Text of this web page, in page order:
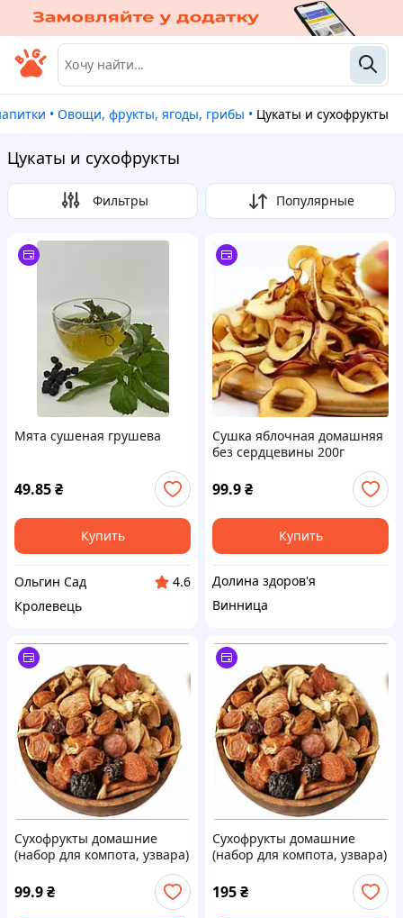
• Овощи, фрукты, ягоды, грибы • Цукаты и сухофрукты
Цукаты и сухофрукты
Фильтры Популярные
Мята сушеная грушева
49.85₴
Купить
Ольгин Сад
4.6
Кролевець
Сушка яблочная домашняя
без сердцевины 200г
99.9₴
Купить
Долина здоров'я
Винница
Сухофрукты домашние
(набор для компота, узвара)
99.9₴
Сухофрукты домашние
(набор для компота, узвара)
195₴